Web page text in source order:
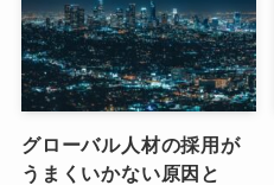
グローバル人材の採用が
うまくいかない原因と